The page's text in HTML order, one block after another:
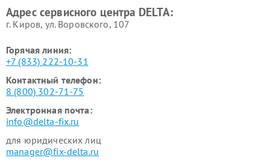
Адрес сервисного центра DELTA:
г. Киров, ул. Воровского, 107
Горячая линия:
+7 (833) 222-10-31
Контактный телефон:
8 (800) 302-71-75
Электронная почта:
info@delta-fix.ru
для юридических лиц
manager@fix-delta.ru